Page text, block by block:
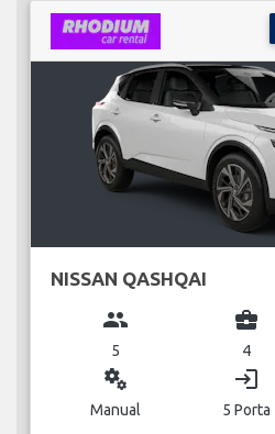
NISSAN QASHQAI
group
5
business_center
4
miscellaneous_services
Manual
login
5 Porta